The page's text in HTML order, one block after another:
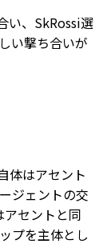
い、SkRossi選
い撃ち合いが
体はアセント
ジェントの交
セントと同
プを主体とし